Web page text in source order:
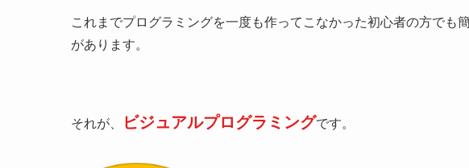
これまでプログラミングを一度も作ってこなかった初心者の方でも
があります。
それが、 ビジュアルプログラミングです。